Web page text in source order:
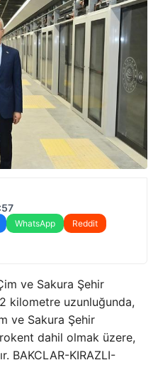
WhatsApp
Reddit
ve Sakura Şehir
kilometre uzunluğunda,
ve Sakura Şehir
dahil olmak üzere,
BAKCLAR-KIRAZLI-